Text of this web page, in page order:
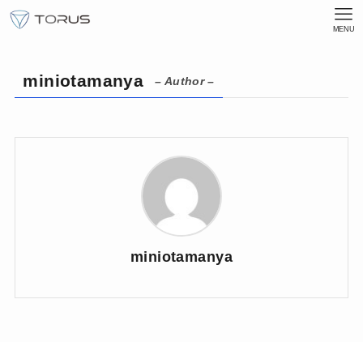
MENU
miniotamanya – Author –
miniotamanya